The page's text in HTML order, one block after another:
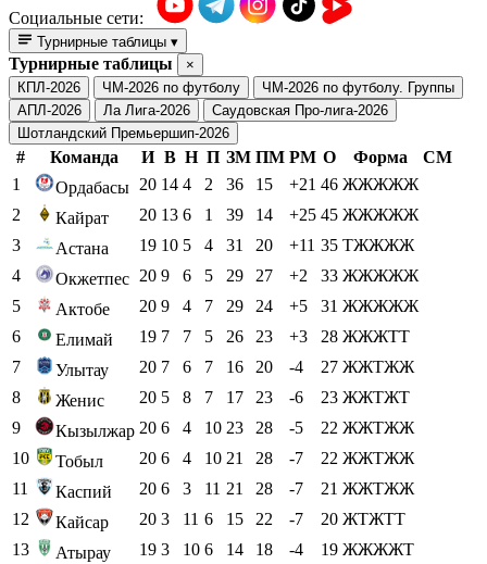
Социальные сети:
Турнирные таблицы ▾
Турнирные таблицы
×
КПЛ-2026
ЧМ-2026 по футболу
ЧМ-2026 по футболу. Группы
АПЛ-2026
Ла Лига-2026
Саудовская Про-лига-2026
Шотландский Премьершип-2026
# Команда И В Н П ЗМ ПМ РМ О Форма
СМ
1
Ордабасы 20 14 4 2 36 15 +21 46 ЖЖЖЖЖ
2
Кайрат 20 13 6 1 39 14 +25 45 ЖЖЖЖЖ
3
Астана 19 10 5 4 31 20 +11 35 ТЖЖЖЖ
4
Окжетпес 20 9 6 5 29 27 +2 33 ЖЖЖЖЖ
5
Актобе 20 9 4 7 29 24 +5 31 ЖЖЖЖЖ
6
Елимай 19 7 7 5 26 23 +3 28 ЖЖЖТТ
7
Улытау 20 7 6 7 16 20 -4 27 ЖЖТЖЖ
8
Женис 20 5 8 7 17 23 -6 23 ЖЖТЖТ
9
Кызылжар 20 6 4 10 23 28 -5 22 ЖЖТЖЖ
10
Тобыл 20 6 4 10 21 28 -7 22 ЖЖТЖЖ
11
Каспий 20 6 3 11 21 28 -7 21 ЖЖТЖЖ
12
Кайсар 20 3 11 6 15 22 -7 20 ЖТЖТТ
13
Атырау 19 3 10 6 14 18 -4 19 ЖЖЖЖТ